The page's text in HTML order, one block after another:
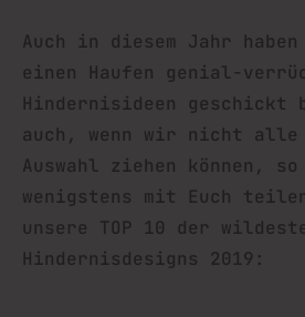
Auch in diesem Jahr
einen Haufen genial-
Hindernisideen geschickt
auch, wenn wir nicht
Auswahl ziehen können,
wenigstens mit Euch
unsere TOP 10 der
Hindernisdesigns 2019: